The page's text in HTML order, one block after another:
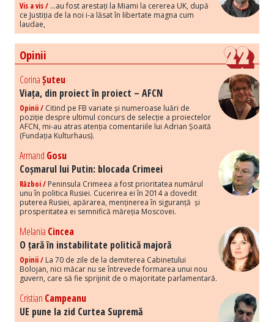
Vis a vis / ...au fost arestați la Miami la cererea UK, după
ce Justiția de la noi i-a lăsat în libertate magna cum
laudae,
Opinii
CorinaȘuteu
Viața, din proiect în proiect – AFCN
Opinii / Citind pe FB variate și numeroase luări de
poziție despre ultimul concurs de selecție a proiectelor
AFCN, mi-au atras atenția comentariile lui Adrian Șoaită
(Fundația Kulturhaus).
Armand Gosu
Coșmarul lui Putin: blocada Crimeei
Război / Peninsula Crimeea a fost prioritatea numărul
unu în politica Rusiei. Cucerirea ei în 2014 a dovedit
puterea Rusiei, apărarea, menținerea în siguranță și
prosperitatea ei semnifică măreția Moscovei.
Melania Cincea
O țară în instabilitate politică majoră
Opinii / La 70 de zile de la demiterea Cabinetului
Bolojan, nici măcar nu se întrevede formarea unui nou
guvern, care să fie sprijinit de o majoritate parlamentară.
Cristian Campeanu
UE pune la zid Curtea Supremă